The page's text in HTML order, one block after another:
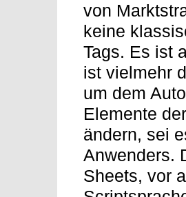
von
keine
Tags. Es ist
ist vielmehr
um dem
Elemente
ändern, sei
Anwenders.
Sheets, vor